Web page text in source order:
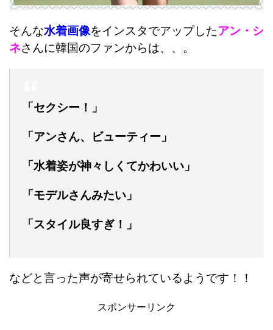
そんな水着画像をインスタでアップしたアン・シ
ネさんに韓国のファンからは、、。
「セクシー！」
「アンさん、ビューティー」
「水着姿が神々しくてかわいい」
「モデルさんみたい」
「スタイル良すぎ！」
などと言った声が寄せられているようです！！
スポンサーリンク